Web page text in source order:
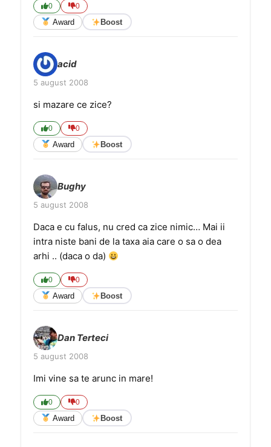
0 0
Award Boost
acid
5 august 2008
si mazare ce zice?
0 0
Award Boost
Bughy
5 august 2008
Daca e cu falus, nu cred ca zice nimic… Mai ii
intra niste bani de la taxa aia care o sa o dea
arhi .. (daca o da)
0 0
Award Boost
Dan Terteci
5 august 2008
Imi vine sa te arunc in mare!
0 0
Award Boost